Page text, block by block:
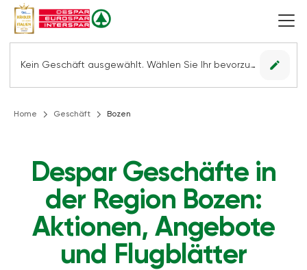
Kein Geschäft ausgewählt. Wählen Sie Ihr bevorzugtes Geschäft, um alle Angebote sehen zu können. edit
Home Geschäft Bozen
Despar Geschäfte in
der Region Bozen:
Aktionen, Angebote
und Flugblätter